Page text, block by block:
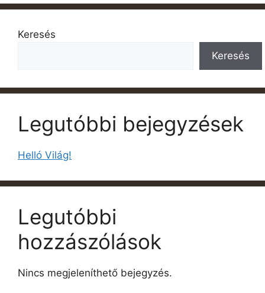
Keresés
Keresés
Legutóbbi bejegyzések
Helló Világ!
Legutóbbi
hozzászólások
Nincs megjeleníthető bejegyzés.